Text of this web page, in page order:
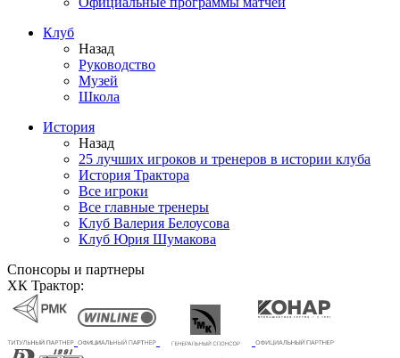
Клуб
Назад
Руководство
Музей
Школа
История
Назад
25 лучших игроков и тренеров в истории клуба
История Трактора
Все игроки
Все главные тренеры
Клуб Валерия Белоусова
Клуб Юрия Шумакова
Спонсоры и партнеры
ХК Трактор: